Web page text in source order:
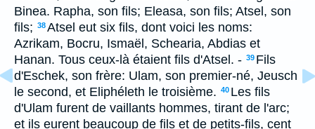
Binea. Rapha, son fils; Eleasa, son fils; Atsel, son
fils; 38Atsel eut six fils, dont voici les noms:
Azrikam, Bocru, Ismaël, Schearia, Abdias et
Hanan. Tous ceux-là étaient fils d'Atsel. - 39 Fils
d'Eschek, son frère: Ulam, son premier-né, Jeusch
le second, et Eliphéleth le troisième. 40 Les fils
d'Ulam furent de vaillants hommes, tirant de l'arc;
et ils eurent beaucoup de fils et de petits-fils, cent